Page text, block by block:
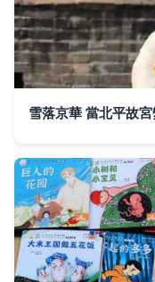
雪落京華 當北平故